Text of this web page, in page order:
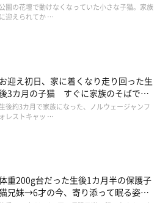
がシェアした投稿
と“姉妹”のような関係に
公園の花壇で動けなくなっていた小さな子猫。家族
に迎えられてか …
お迎え初日、家に着くなり走り回った生
3カ月の子猫 すぐに家族のそばで落
ち着く姿に「迎えてよかった」
生後約3カ月で家族になった、ノルウェージャンフ
ォレストキャッ …
重200g台だった生後1カ月半の保護子
兄妹→6才の今、寄り添って眠る姿に